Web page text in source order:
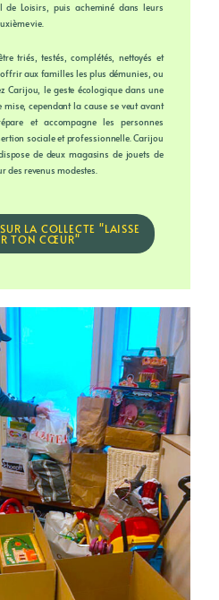
de Loisirs, puis acheminé dans leurs
vie.
triés, testés, complétés, nettoyés et
aux familles les plus démunies, ou
Carijou, le geste écologique dans une
mise, cependant la cause se veut avant
et accompagne les personnes
sociale et professionnelle. Carijou
de deux magasins de jouets de
des revenus modestes.
LA COLLECTE "LAISSE
TON CŒUR"